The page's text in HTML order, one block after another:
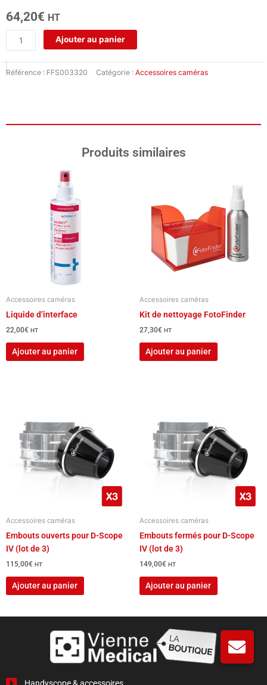
64,20€ HT
quantité
de
Embout
ouvert
II
Ajouter au panier
Référence : FFS003320 Catégorie : Accessoires caméras
Produits similaires
Accessoires caméras
Liquide d’interface
22,00€ HT
Ajouter au panier
Accessoires caméras
Kit de nettoyage FotoFinder
27,30€ HT
Ajouter au panier
Accessoires caméras
Embouts ouverts pour D-Scope
IV (lot de 3)
115,00€ HT
Ajouter au panier
Accessoires caméras
Embouts fermés pour D-Scope
IV (lot de 3)
149,00€ HT
Ajouter au panier